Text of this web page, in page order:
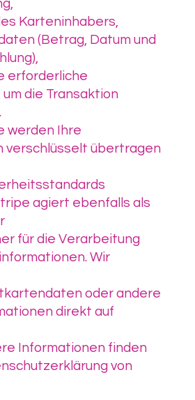
Karteninhabers,
(Betrag, Datum und
erforderliche
um die Transaktion
werden Ihre
verschlüsselt übertragen
agiert ebenfalls als
für die Verarbeitung
Wir
oder andere
direkt auf
Informationen finden
von